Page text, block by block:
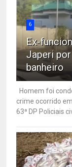
6
Ex-
Japeri
banheiro
Homem foi
crime ocorrido
63ª DP Policiais